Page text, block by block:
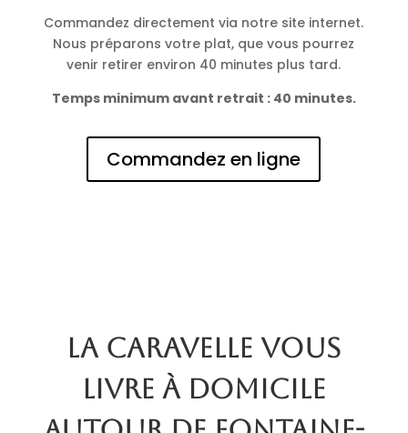
Commandez directement via notre site internet.
Nous préparons votre plat, que vous pourrez
venir retirer environ 40 minutes plus tard.
Temps minimum avant retrait : 40 minutes.
Commandez en ligne
La Caravelle vous
livre à domicile